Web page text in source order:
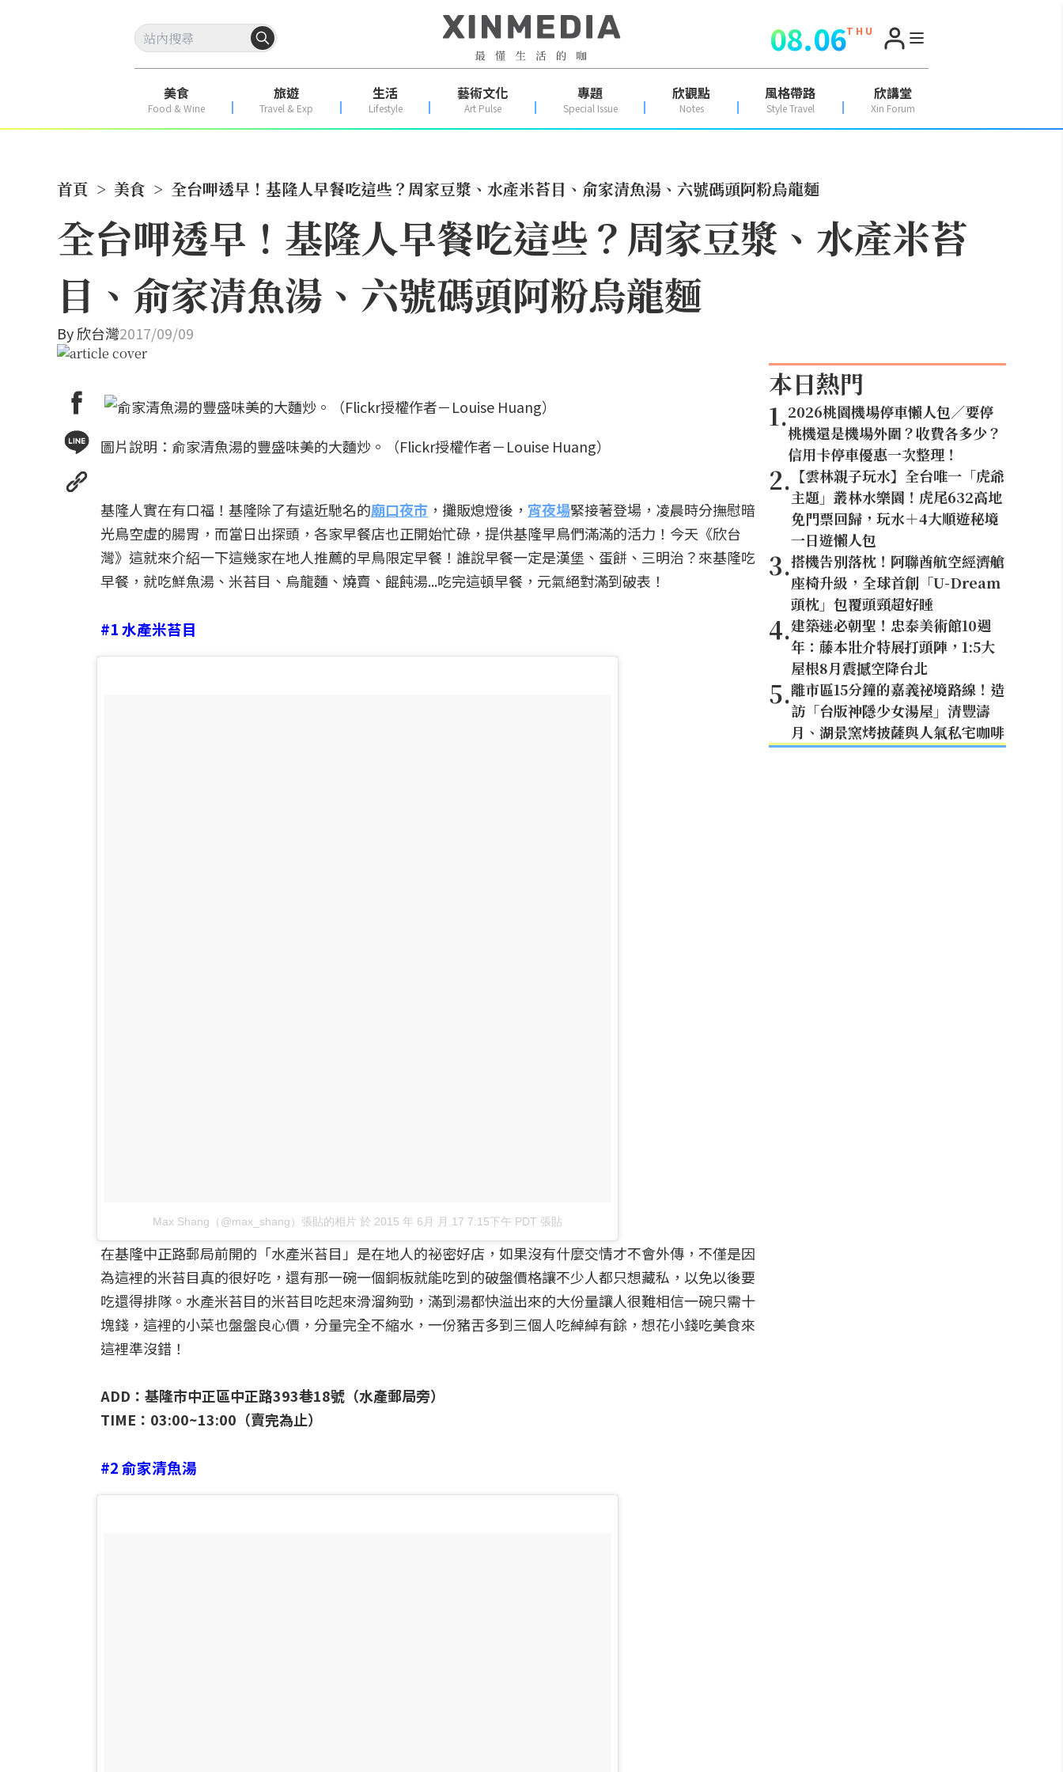
08.06T H U
美食
Food & Wine
旅遊
Travel & Exp
生活
Lifestyle
藝術文化
Art Pulse
專題
Special Issue
欣觀點
Notes
風格帶路
Style Travel
欣講堂
Xin Forum
首頁 > 美食 > 全台呷透早！基隆人早餐吃這些？周家豆漿、水產米苔目、俞家清魚湯、六號碼頭阿粉烏龍麵
全台呷透早！基隆人早餐吃這些？周家豆漿、水產米苔
目、俞家清魚湯、六號碼頭阿粉烏龍麵
By欣台灣2017/09/09
圖片說明：俞家清魚湯的豐盛味美的大麵炒。（Flickr授權作者－Louise Huang）
基隆人實在有口福！基隆除了有遠近馳名的廟口夜市 ，攤販熄燈後， 宵夜場緊接著登場，凌晨時分撫慰暗
光鳥空虛的腸胃，而當日出探頭，各家早餐店也正開始忙碌，提供基隆早鳥們滿滿的活力！今天《欣台
灣》這就來介紹一下這幾家在地人推薦的早鳥限定早餐！誰說早餐一定是漢堡、蛋餅、三明治？來基隆吃
早餐，就吃鮮魚湯、米苔目、烏龍麵、燒賣、餛飩湯...吃完這頓早餐，元氣絕對滿到破表！
#1 水產米苔目
Max Shang（@max_shang）張貼的相片 於 2015 年 6月 月 17 7:15下午 PDT 張貼
在基隆中正路郵局前開的「水產米苔目」是在地人的祕密好店，如果沒有什麼交情才不會外傳，不僅是因
為這裡的米苔目真的很好吃，還有那一碗一個銅板就能吃到的破盤價格讓不少人都只想藏私，以免以後要
吃還得排隊。水產米苔目的米苔目吃起來滑溜夠勁，滿到湯都快溢出來的大份量讓人很難相信一碗只需十
塊錢，這裡的小菜也盤盤良心價，分量完全不縮水，一份豬舌多到三個人吃綽綽有餘，想花小錢吃美食來
這裡準沒錯！
ADD：基隆市中正區中正路393巷18號（水產郵局旁）
TIME：03:00~13:00（賣完為止）
#2 俞家清魚湯
本日熱門
1.2026桃園機場停車懶人包／要停
桃機還是機場外圍？收費各多少？
信用卡停車優惠一次整理！
2. 【雲林親子玩水】全台唯一「虎爺
主題」叢林水樂園！虎尾632高地
免門票回歸，玩水＋4大順遊秘境
一日遊懶人包
3.搭機告別落枕！阿聯酋航空經濟艙
座椅升級，全球首創「U-Dream
頭枕」包覆頭頸超好睡
4.建築迷必朝聖！忠泰美術館10週
年：藤本壯介特展打頭陣，1:5大
屋根8月震撼空降台北
5.離市區15分鐘的嘉義祕境路線！造
訪「台版神隱少女湯屋」清豐濤
月、湖景窯烤披薩與人氣私宅咖啡